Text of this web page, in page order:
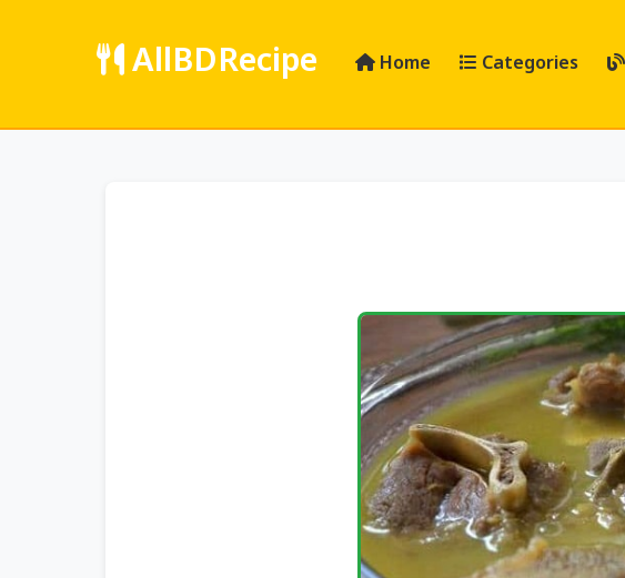
AllBDRecipe Home Categories